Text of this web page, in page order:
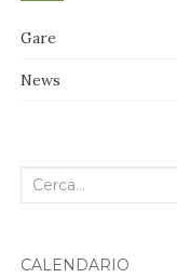
Gare
News
Cerca
CALENDARIO